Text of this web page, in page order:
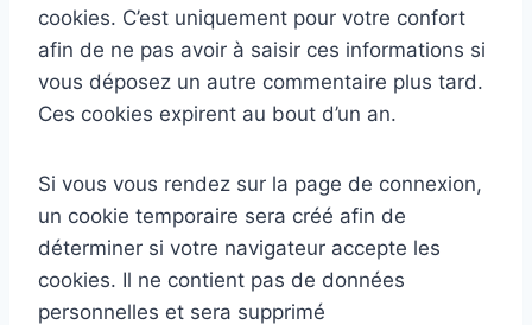
cookies. C’est uniquement pour votre confort
afin de ne pas avoir à saisir ces informations si
vous déposez un autre commentaire plus tard.
Ces cookies expirent au bout d’un an.
Si vous vous rendez sur la page de connexion,
un cookie temporaire sera créé afin de
déterminer si votre navigateur accepte les
cookies. Il ne contient pas de données
personnelles et sera supprimé